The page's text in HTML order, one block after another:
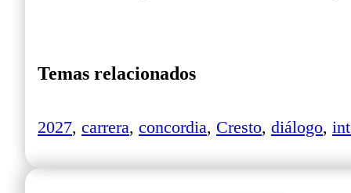
Temas relacionados
2027, carrera, concordia, Cresto, diálogo,